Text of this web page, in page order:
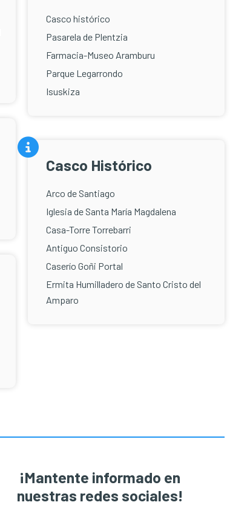
Casco histórico
Pasarela de Plentzia
Farmacia-Museo Aramburu
Parque Legarrondo
Isuskiza
Casco Histórico
Arco de Santiago
Iglesia de Santa María Magdalena
Casa-Torre Torrebarri
Antiguo Consistorio
Caserío Goñi Portal
Ermita Humilladero de Santo Cristo del
Amparo
¡Mantente informado en
nuestras redes sociales!